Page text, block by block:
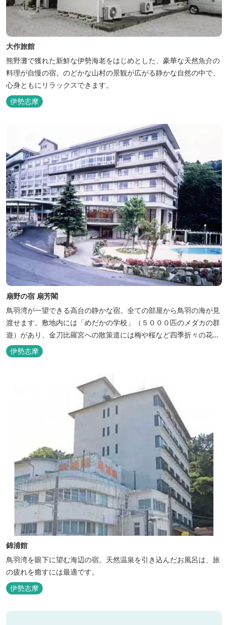
大作旅館
熊野灘で獲れた新鮮な伊勢海老をはじめとした、豪華な天然魚介の
料理が自慢の宿。のどかな山村の景観が広がる静かな自然の中で、
心身ともにリラックスできます。
伊勢志摩
扇野の宿 扇芳閣
鳥羽湾が一望できる高台の静かな宿。全ての部屋から鳥羽の海が見
渡せます。敷地内には「めだかの学校」（５０００匹のメダカの群
遊）があり、金刀比羅宮への散策道には梅や桜など四季折々の花が
咲き誇り、ここ扇野ならではの懐かしい風景と感動に出会うことが
出来ます。 扇野温泉”初蕾の湯”では、水琴窟の音に耳をすませてみ
伊勢志摩
錦浦館
鳥羽湾を眼下に望む海辺の宿。天然温泉を引き込んだお風呂は、旅
の疲れを癒すには最適です。
伊勢志摩